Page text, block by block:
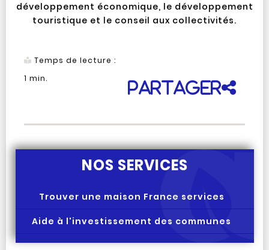
développement économique, le développement
touristique et le conseil aux collectivités.
Temps de lecture :
1 min.
Partager
NOS SERVICES
Trouver une maison France services
Aide à l'investissement des communes